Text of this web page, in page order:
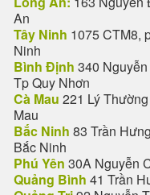
An
Tây Ninh 1075 CTM8,
Ninh
Bình Định 340
Tp Quy Nhơn
Cà Mau 221 Lý
Mau
Bắc Ninh 83 Trần
Bắc Ninh
Phú Yên 30A Nguyễn
Quảng Bình 41 Trần